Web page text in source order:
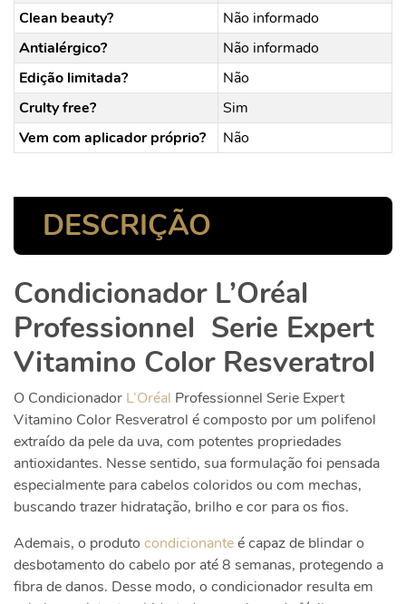
Clean beauty?
Não informado
Antialérgico?
Não informado
Edição limitada?
Não
Crulty free?
Sim
Vem com aplicador próprio?
Não
DESCRIÇÃO
Condicionador L’Oréal
Professionnel Serie Expert
Vitamino Color Resveratrol
O Condicionador L’Oréal Professionnel Serie Expert
Vitamino Color Resveratrol é composto por um polifenol
extraído da pele da uva, com potentes propriedades
antioxidantes. Nesse sentido, sua formulação foi pensada
especialmente para cabelos coloridos ou com mechas,
buscando trazer hidratação, brilho e cor para os fios.
Ademais, o produto condicionanteé capaz de blindar o
desbotamento do cabelo por até 8 semanas, protegendo a
fibra de danos. Desse modo, o condicionador resulta em